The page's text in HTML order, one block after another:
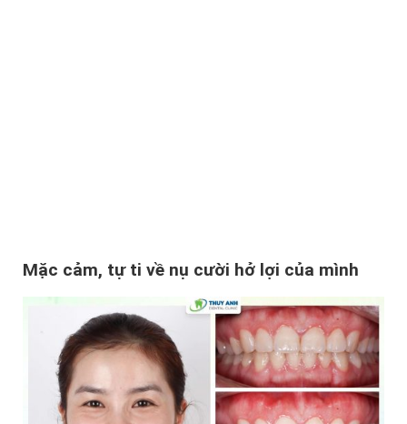
Mặc cảm, tự ti về nụ cười hở lợi của mình